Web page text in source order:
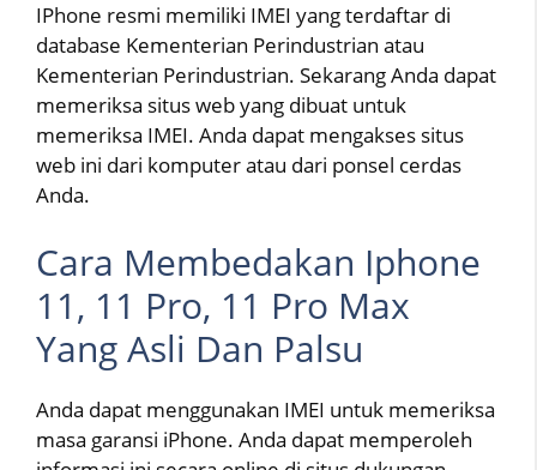
IPhone resmi memiliki IMEI yang terdaftar di
database Kementerian Perindustrian atau
Kementerian Perindustrian. Sekarang Anda dapat
memeriksa situs web yang dibuat untuk
memeriksa IMEI. Anda dapat mengakses situs
web ini dari komputer atau dari ponsel cerdas
Anda.
Cara Membedakan Iphone
11, 11 Pro, 11 Pro Max
Yang Asli Dan Palsu
Anda dapat menggunakan IMEI untuk memeriksa
masa garansi iPhone. Anda dapat memperoleh